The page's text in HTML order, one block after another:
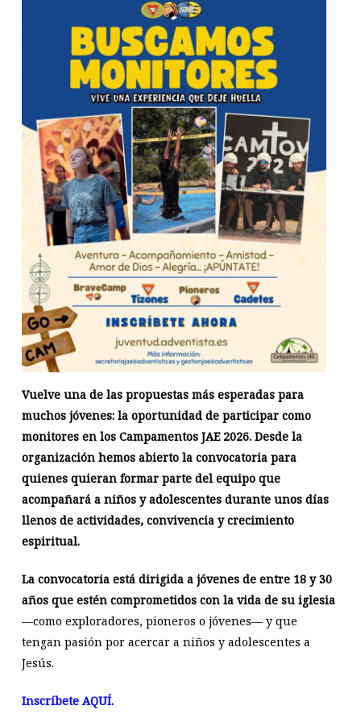
Vuelve una de las propuestas más esperadas para
muchos jóvenes: la oportunidad de participar como
monitores en los Campamentos JAE 2026. Desde la
organización hemos abierto la convocatoria para
quienes quieran formar parte del equipo que
acompañará a niños y adolescentes durante unos días
llenos de actividades, convivencia y crecimiento
espiritual.
La convocatoria está dirigida a jóvenes de entre 18 y 30
años que estén comprometidos con la vida de su iglesia
—como exploradores, pioneros o jóvenes— y que
tengan pasión por acercar a niños y adolescentes a
Jesús.
Inscríbete AQUÍ.